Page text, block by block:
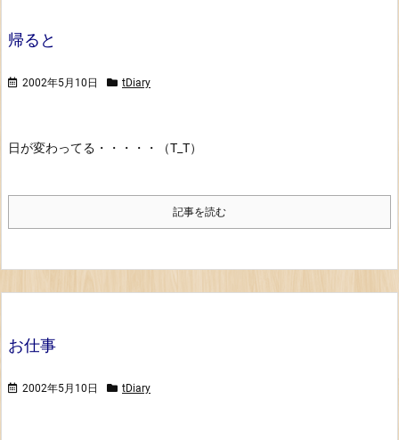
帰ると
2002年5月10日 tDiary
日が変わってる・・・・・（T_T）
記事を読む
お仕事
2002年5月10日 tDiary